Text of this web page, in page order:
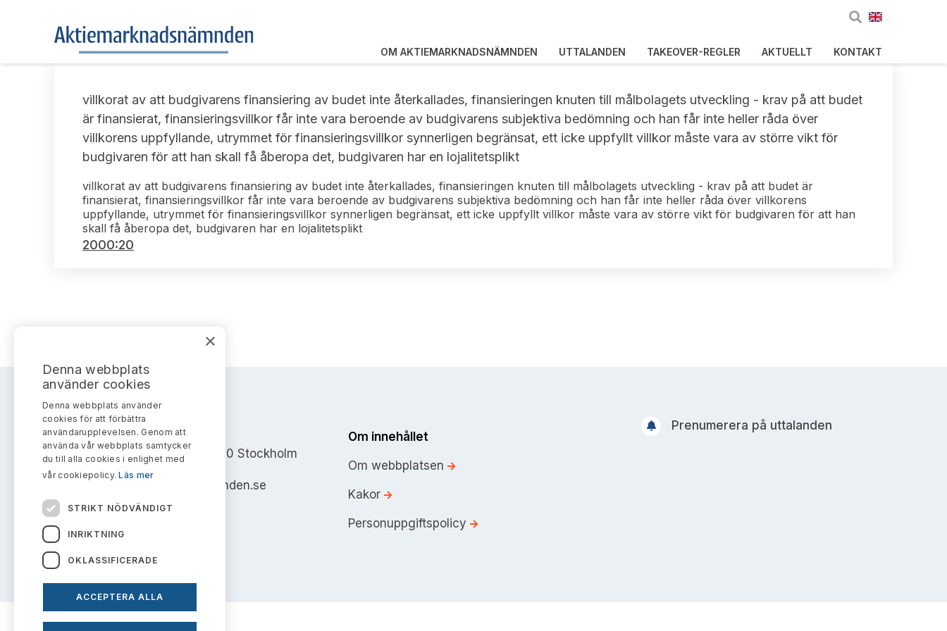
OM AKTIEMARKNADSNÄMNDEN UTTALANDEN TAKEOVER-REGLER AKTUELLT KONTAKT
villkorat av att budgivarens finansiering av budet inte återkallades, finansieringen knuten till målbolagets utveckling - krav på att budet
är finansierat, finansieringsvillkor får inte vara beroende av budgivarens subjektiva bedömning och han får inte heller råda över
villkorens uppfyllande, utrymmet för finansieringsvillkor synnerligen begränsat, ett icke uppfyllt villkor måste vara av större vikt för
budgivaren för att han skall få åberopa det, budgivaren har en lojalitetsplikt
villkorat av att budgivarens finansiering av budet inte återkallades, finansieringen knuten till målbolagets utveckling - krav på att budet är
finansierat, finansieringsvillkor får inte vara beroende av budgivarens subjektiva bedömning och han får inte heller råda över villkorens
uppfyllande, utrymmet för finansieringsvillkor synnerligen begränsat, ett icke uppfyllt villkor måste vara av större vikt för budgivaren för att han
skall få åberopa det, budgivaren har en lojalitetsplikt
2000:20
AKTIEMARKNADSNÄMNDEN
Address: Box 7354, 103 90 Stockholm
info@aktiemarknadsnamnden.se
Om innehållet
Om webbplatsen
Kakor
Personuppgiftspolicy
Prenumerera på uttalanden
×
Denna webbplats
använder cookies
Denna webbplats använder
cookies för att förbättra
användarupplevelsen. Genom att
använda vår webbplats samtycker
du till alla cookies i enlighet med
vår cookiepolicy.Läs mer
STRIKT NÖDVÄNDIGT
INRIKTNING
OKLASSIFICERADE
ACCEPTERA ALLA